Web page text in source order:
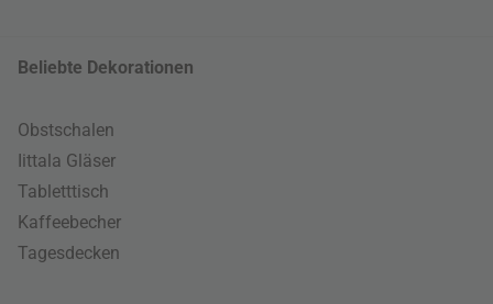
Beliebte Dekorationen
Obstschalen
Iittala Gläser
Tabletttisch
Kaffeebecher
Tagesdecken